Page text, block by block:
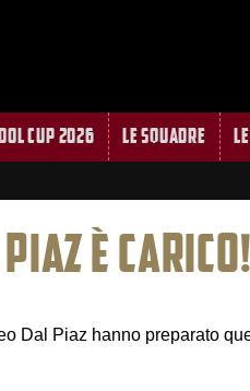
Cup 2026 Le Squadre
È CARICO!
Dal Piaz hanno preparato